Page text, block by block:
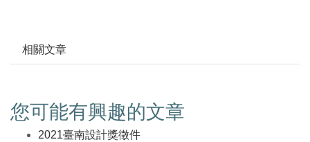
相關文章
您可能有興趣的文章
2021臺南設計獎徵件